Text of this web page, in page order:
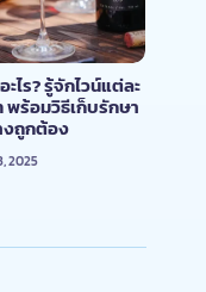
ะไร? รู้จักไวน์แต่ละ
พร้อมวิธีเก็บรักษา
งถูกต้อง
2025